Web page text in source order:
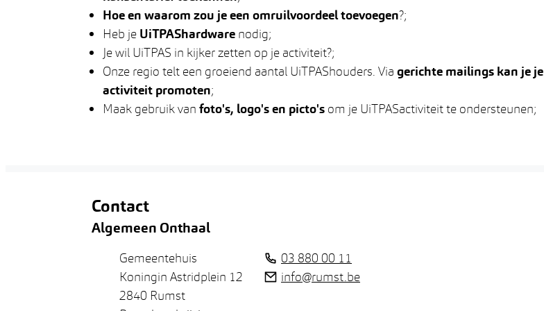
Hoe en waarom zou je een omruilvoordeel toevoegen?;
Heb je UiTPAShardware nodig;
Je wil UiTPAS in kijker zetten op je activiteit?;
Onze regio telt een groeiend aantal UiTPAShouders. Via gerichte mailings kan je je
activiteit promoten;
Maak gebruik van foto's, logo's en picto's om je UiTPASactiviteit te ondersteunen;
Contact
Algemeen Onthaal
AdresGemeentehuis
Koningin Astridplein 12
,2840 Rumst
03 880 00 11
E-mail
info@rumst.be